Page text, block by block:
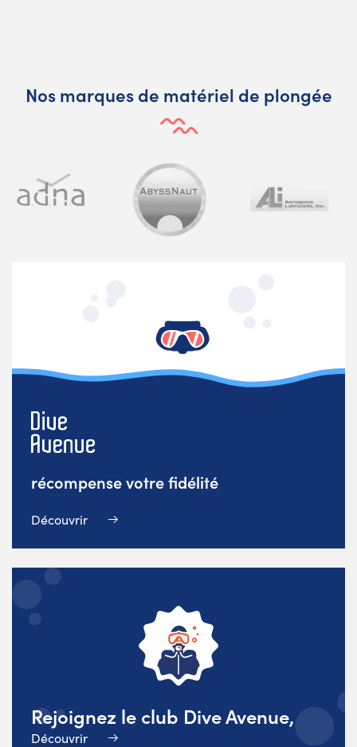
Nos marques de matériel de plongée
récompense votre fidélité
Découvrir
Rejoignez le club Dive Avenue,
Découvrir